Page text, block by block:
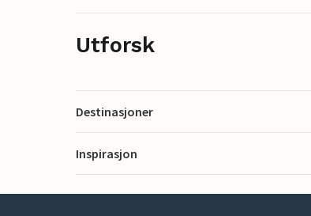
Utforsk
Destinasjoner
Inspirasjon